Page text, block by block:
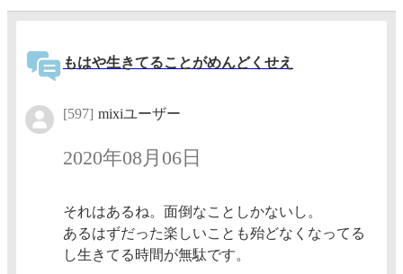
もはや生きてることがめんどくせえ
[597] mixiユーザー
2020年08月06日
それはあるね。面倒なことしかないし。
あるはずだった楽しいことも殆どなくなってる
し生きてる時間が無駄です。